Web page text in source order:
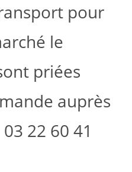
pour
le
priées
auprès
22 60 41